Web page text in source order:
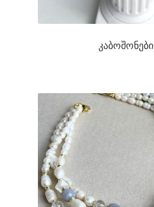
კაბოშონები